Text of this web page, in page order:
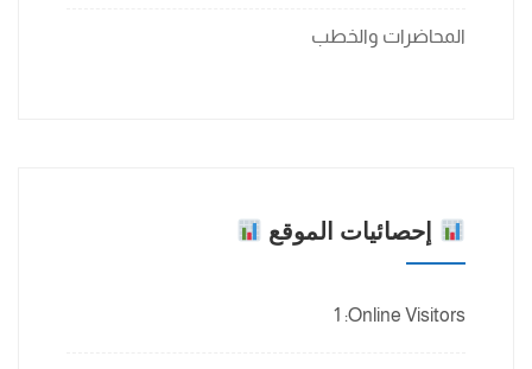
المحاضرات والخطب
إحصائيات الموقع
Online Visitors:
1